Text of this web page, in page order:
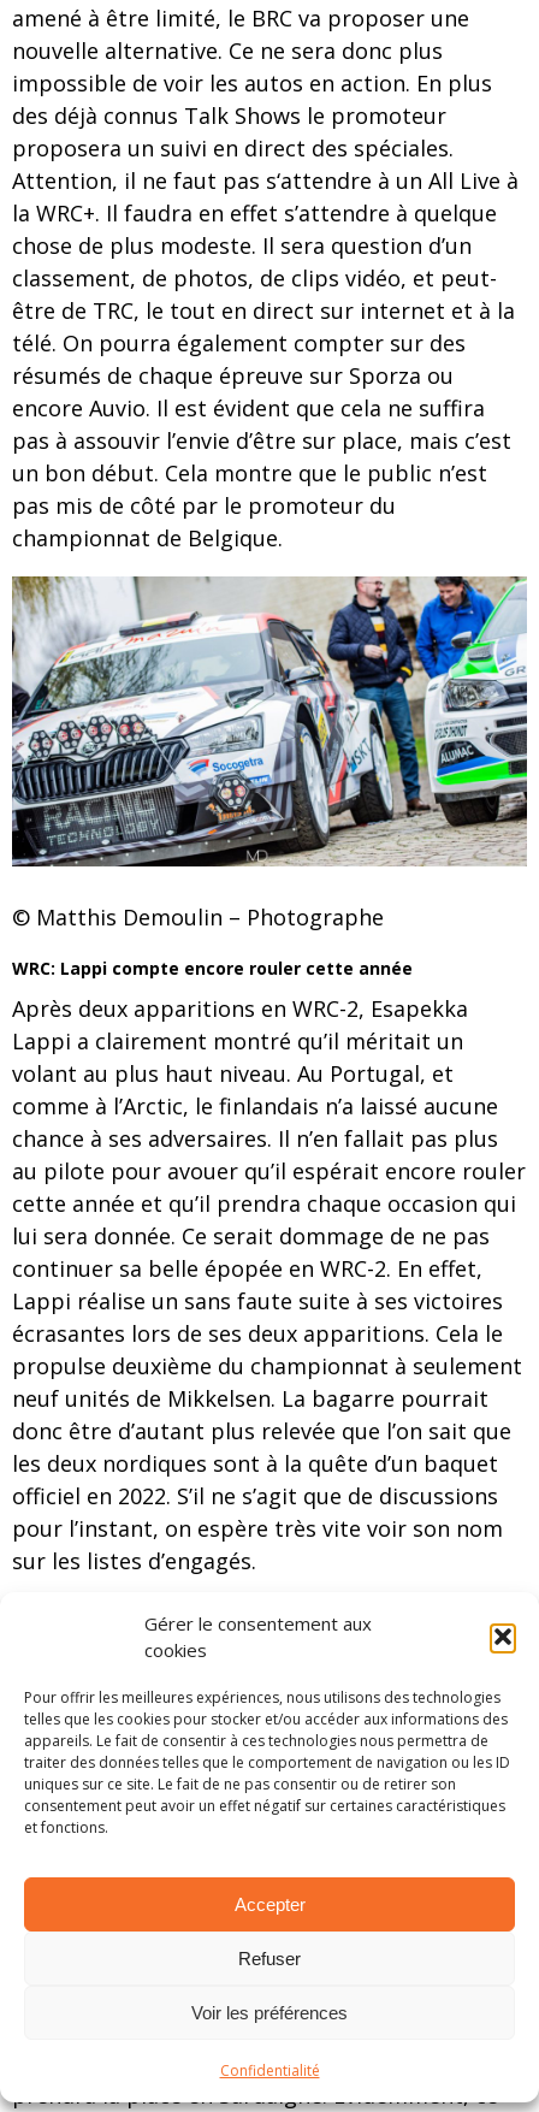
Gérer le consentement aux
cookies
Pour offrir les meilleures expériences, nous utilisons des technologies
telles que les cookies pour stocker et/ou accéder aux informations des
appareils. Le fait de consentir à ces technologies nous permettra de
traiter des données telles que le comportement de navigation ou les ID
uniques sur ce site. Le fait de ne pas consentir ou de retirer son
consentement peut avoir un effet négatif sur certaines caractéristiques
et fonctions.
Accepter
Refuser
Voir les préférences
Confidentialité
amené à être limité, le BRC va proposer une
nouvelle alternative. Ce ne sera donc plus
impossible de voir les autos en action. En plus
des déjà connus Talk Shows le promoteur
proposera un suivi en direct des spéciales.
Attention, il ne faut pas s‘attendre à un All Live à
la WRC+. Il faudra en effet s’attendre à quelque
chose de plus modeste. Il sera question d’un
classement, de photos, de clips vidéo, et peut-
être de TRC, le tout en direct sur internet et à la
télé. On pourra également compter sur des
résumés de chaque épreuve sur Sporza ou
encore Auvio. Il est évident que cela ne suffira
pas à assouvir l’envie d’être sur place, mais c’est
un bon début. Cela montre que le public n’est
pas mis de côté par le promoteur du
championnat de Belgique.
© Matthis Demoulin – Photographe
WRC: Lappi compte encore rouler cette année
Après deux apparitions en WRC-2, Esapekka
Lappi a clairement montré qu’il méritait un
volant au plus haut niveau. Au Portugal, et
comme à l’Arctic, le finlandais n’a laissé aucune
chance à ses adversaires. Il n’en fallait pas plus
au pilote pour avouer qu’il espérait encore rouler
cette année et qu’il prendra chaque occasion qui
lui sera donnée. Ce serait dommage de ne pas
continuer sa belle épopée en WRC-2. En effet,
Lappi réalise un sans faute suite à ses victoires
écrasantes lors de ses deux apparitions. Cela le
propulse deuxième du championnat à seulement
neuf unités de Mikkelsen. La bagarre pourrait
donc être d’autant plus relevée que l’on sait que
les deux nordiques sont à la quête d’un baquet
officiel en 2022. S’il ne s’agit que de discussions
pour l’instant, on espère très vite voir son nom
sur les listes d’engagés.
WRC: Greensmith change, à nouveau, de copilote
Rassurez-vous, ce changement est exceptionnel.
Patterson, n’est simplement pas disponible pour
le rendez-vous italien. Ce sera Stuart London qui
prendra la place en Sardaigne. Evidemment, ce